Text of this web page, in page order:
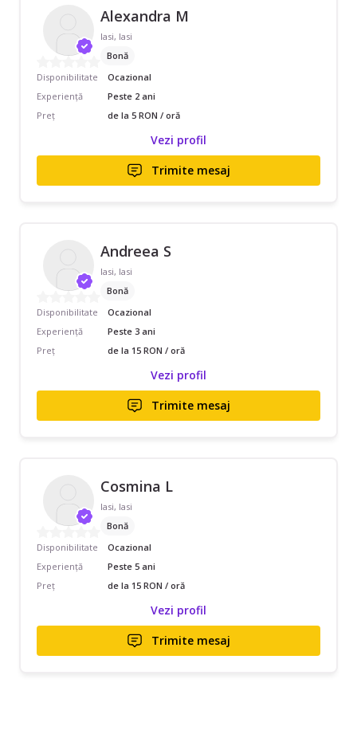
Alexandra M
Iasi, Iasi
Bonă
Disponibilitate
Ocazional
Experiență
Peste 2 ani
Preț
de la 5 RON / oră
Vezi profil
Trimite mesaj
Andreea S
Iasi, Iasi
Bonă
Disponibilitate
Ocazional
Experiență
Peste 3 ani
Preț
de la 15 RON / oră
Vezi profil
Trimite mesaj
Cosmina L
Iasi, Iasi
Bonă
Disponibilitate
Ocazional
Experiență
Peste 5 ani
Preț
de la 15 RON / oră
Vezi profil
Trimite mesaj